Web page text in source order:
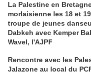
La Palestine en
morlaisienne les 18 et
troupe de jeunes
Dabkeh avec Kemper
Wavel, l'AJPF
Rencontre avec les
Jalazone au local du